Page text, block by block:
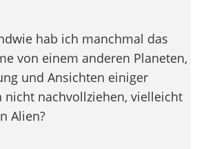
hab ich manchmal das
von einem anderen Planeten,
und Ansichten einiger
nicht nachvollziehen, vielleicht
Alien?